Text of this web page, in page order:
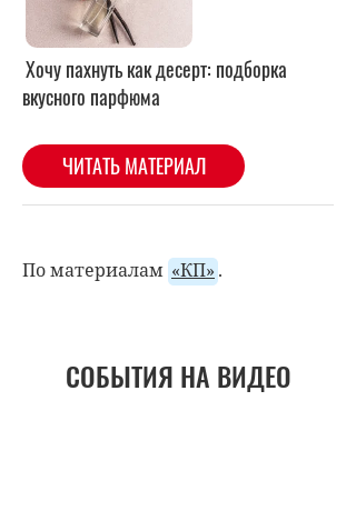
По материалам «КП» .
СОБЫТИЯ НА ВИДЕО